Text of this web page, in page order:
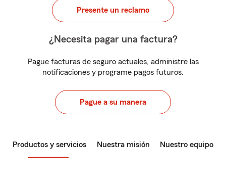
Presente un reclamo
¿Necesita pagar una factura?
Pague facturas de seguro actuales, administre las
notificaciones y programe pagos futuros.
Pague a su manera
Productos y servicios Nuestra misión Nuestro equipo